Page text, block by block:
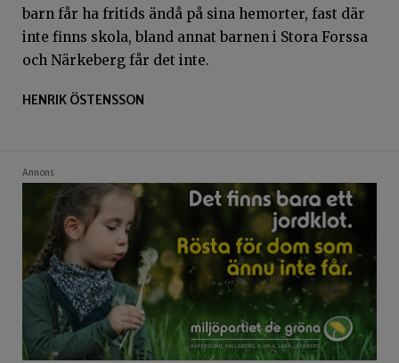
barn får ha fritids ändå på sina hemorter, fast där
inte finns skola, bland annat barnen i Stora Forssa
och Närkeberg får det inte.
HENRIK ÖSTENSSON
Annons